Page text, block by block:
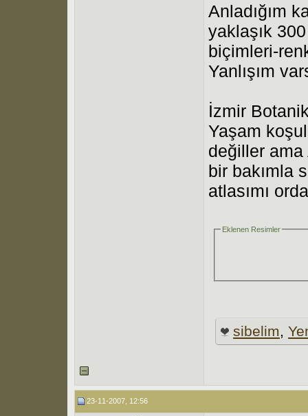
Anladığım
yaklaşık
biçimleri-
Yanlışım
İzmir
Yaşam
değiller ama
bir bakımla
atlasımı
Eklenen Resimler
sibelim,
23-11-2007, 12:56